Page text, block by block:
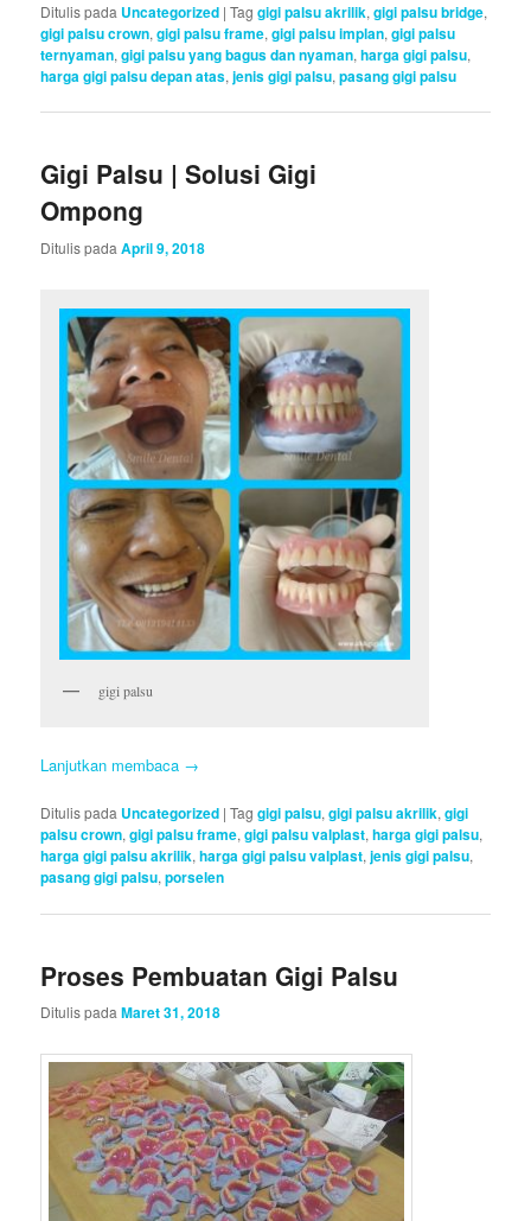
Ditulis pada Uncategorized |Tag gigi palsu akrilik,gigi palsu bridge,
gigi palsu crown,gigi palsu frame,gigi palsu implan,gigi palsu
ternyaman,gigi palsu yang bagus dan nyaman,harga gigi palsu,
harga gigi palsu depan atas,jenis gigi palsu,pasang gigi palsu
Gigi Palsu | Solusi Gigi
Ompong
Ditulis padaApril 9, 2018
gigi palsu
Lanjutkan membaca →
Ditulis pada Uncategorized |Tag gigi palsu,gigi palsu akrilik,gigi
palsu crown,gigi palsu frame,gigi palsu valplast,harga gigi palsu,
harga gigi palsu akrilik,harga gigi palsu valplast,jenis gigi palsu,
pasang gigi palsu,porselen
Proses Pembuatan Gigi Palsu
Ditulis padaMaret 31, 2018